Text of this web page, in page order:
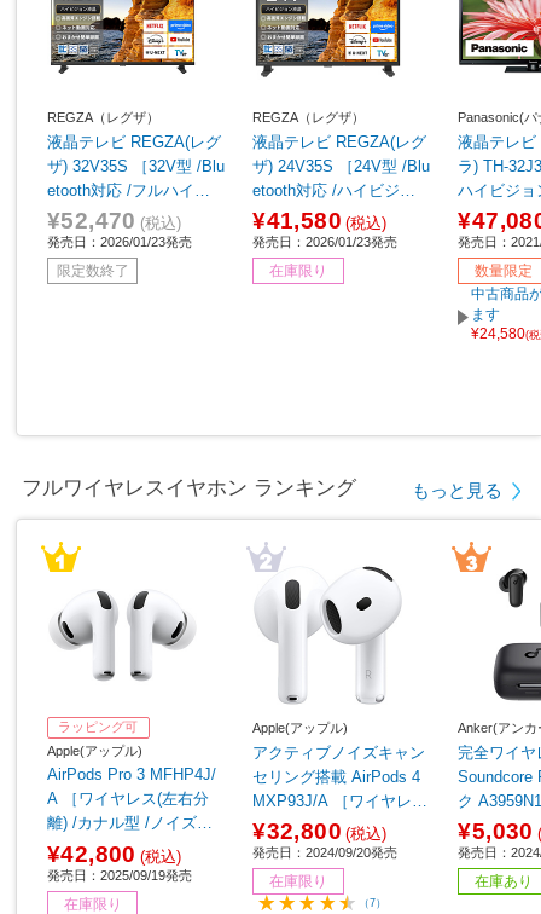
REGZA（レグザ）
液晶テレビ REGZA(レグ
ザ) 32V35S ［32V型 /Blu
etooth対応 /フルハイビ
ジョン /YouTube対応］
¥52,470 (税込)
発売日：2026/01/23発売
限定数終了
REGZA（レグザ）
液晶テレビ REGZA(レグ
ザ) 24V35S ［24V型 /Blu
etooth対応 /ハイビジョ
ン /YouTube対応］
¥41,580 (税込)
発売日：2026/01/23発売
在庫限り
Panasonic(
液晶テレ
ラ) TH-
ハイビジョ
発売日：
数量限定
中古商品
ます
¥24,580(
フルワイヤレスイヤホン ランキング もっと見る
ラッピング可
Apple(アップル)
AirPods Pro 3 MFHP4J/
A ［ワイヤレス(左右分
離) /カナル型 /ノイズキ
ャンセリング対応 /Bluet
ooth対応］
¥42,800 (税込)
発売日：2025/09/19発売
在庫限り
Apple(アップル)
アクティブノイズキャン
セリング搭載 AirPods 4
MXP93J/A ［ワイヤレス
(左右分離) /インナーイヤ
ー型 /ノイズキャンセリ
ング対応 /Bluetooth対
応］
¥32,800 (税込)
発売日：2024/09/20発売
在庫限り
（7）
Anker(アンカ
完全ワイ
Soundcore
ク
ス(左右分
ンセリン
h対応］
¥5,030
発売日：
在庫あり